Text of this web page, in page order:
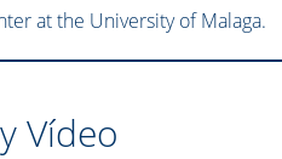
at the University of Malaga.
Vídeo